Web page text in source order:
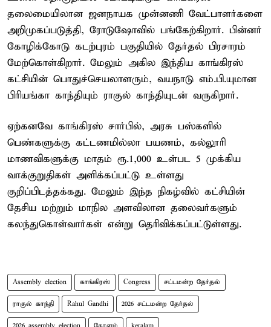
தலைமையிலான ஜனநாயக முன்னணி வேட்பாளர்களை
அறிமுகப்படுத்தி, ரோடுஷோவில் பங்கேற்கிறார். பின்னர்
கோழிக்கோடு கடற்புரம் பகுதியில் தேர்தல் பிரசாரம்
மேற்கொள்கிறார். மேலும் அகில இந்திய காங்கிரஸ்
கட்சியின் பொதுச்செயலாளரும், வயநாடு எம்.பி.யுமான
பிரியங்கா காந்தியும் ராகுல் காந்தியுடன் வருகிறார்.
ஏற்கனவே காங்கிரஸ் சார்பில், அரசு பஸ்களில்
பெண்களுக்கு கட்டணமில்லா பயணம், கல்லூரி
மாணவிகளுக்கு மாதம் ரூ.1,000 உள்பட 5 முக்கிய
வாக்குறுதிகள் அளிக்கப்பட்டு உள்ளது
குறிப்பிடத்தக்கது. மேலும் இந்த நிகழ்வில் கட்சியின்
தேசிய மற்றும் மாநில அளவிலான தலைவர்களும்
கலந்துகொள்வார்கள் என்று தெரிவிக்கப்பட்டுள்ளது.
Assembly election காங்கிரஸ் Congress சட்டமன்ற தேர்தல்
ராகுல் காந்தி Rahul Gandhi 2026 சட்டமன்ற தேர்தல்